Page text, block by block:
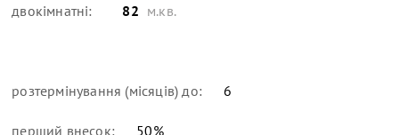
двокімнатні: 82 м.кв.
розтермінування (місяців) до: 6
перший внесок: 50%